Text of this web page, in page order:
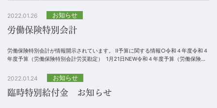
2022.01.26 お知らせ
労働保険特別会計
労働保険特別会計が情報開示されています。 II予算に関する情報○令和４年度令和４
年度予算（労働保険特別会計労災勘定） 1月21日NEW令和４年度予算（労働保険特
2022.01.24 お知らせ
臨時特別給付金 お知らせ